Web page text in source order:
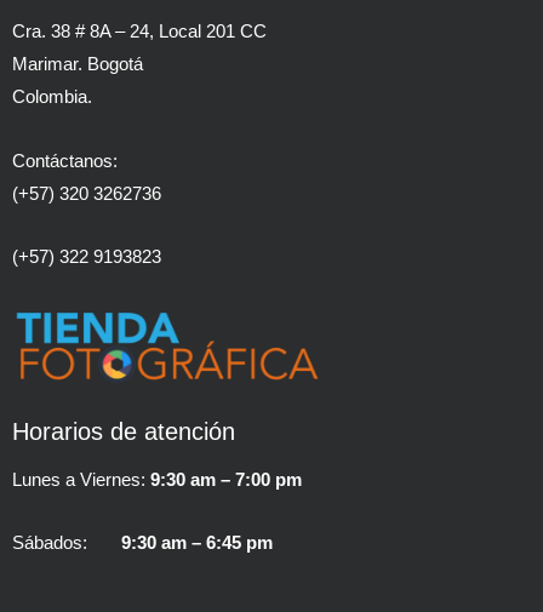
Cra. 38 # 8A – 24, Local 201 CC
Marimar. Bogotá
Colombia.
Contáctanos:
(+57) 320 3262736
(+57) 322 9193823
Horarios de atención
Lunes a Viernes: 9:30 am – 7:00 pm
Sábados: 9:30 am – 6:45 pm